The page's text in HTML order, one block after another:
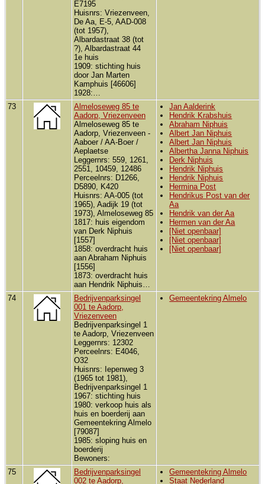
E7195
Huisnrs: Vriezenveen,
De Aa, E-5, AAD-008
(tot 1957),
Albardastraat 38 (tot
?), Albardastraat 44
1e huis
1909: stichting huis
door Jan Marten
Kamphuis [46606]
1928:…
73
Almeloseweg 85 te
Aadorp, Vriezenveen
Almeloseweg 85 te
Aadorp, Vriezenveen -
Aaboer / AA-Boer /
Aeplaetse
Leggernrs: 559, 1261,
2551, 10459, 12486
Perceelnrs: D1266,
D5890, K420
Huisnrs: AA-005 (tot
1965), Aadijk 19 (tot
1973), Almeloseweg 85
1817: huis eigendom
van Derk Niphuis
[1557]
1858: overdracht huis
aan Abraham Niphuis
[1556]
1873: overdracht huis
aan Hendrik Niphuis…
Jan Aalderink
Hendrik Krabshuis
Abraham Niphuis
Albert Jan Niphuis
Albert Jan Niphuis
Albertha Janna Niphuis
Derk Niphuis
Hendrik Niphuis
Hendrik Niphuis
Hermina Post
Hendrikus Post van der
Aa
Hendrik van der Aa
Hermen van der Aa
[Niet openbaar]
[Niet openbaar]
[Niet openbaar]
74
Bedrijvenparksingel
001 te Aadorp,
Vriezenveen
Bedrijvenparksingel 1
te Aadorp, Vriezenveen
Leggernrs: 12302
Perceelnrs: E4046,
O32
Huisnrs: Iepenweg 3
(1965 tot 1981),
Bedrijvenparksingel 1
1967: stichting huis
1980: verkoop huis als
huis en boerderij aan
Gemeentekring Almelo
[79087]
1985: sloping huis en
boerderij
Bewoners:
Gemeentekring Almelo
75
Bedrijvenparksingel
002 te Aadorp,
Gemeentekring Almelo
Staat Nederland